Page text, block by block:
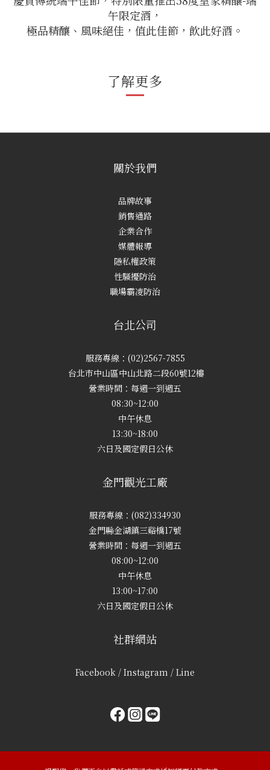
午限定酒，
極品精釀、風味絕佳，值此佳節，飲此好酒。
了解更多
關於我們
品牌故事
銷售通路
企業合作
媒體報導
隱私權政策
性騷擾防治
職場霸凌防治
台北公司
服務專線：(02)2567-7855
台北市中山區中山北路二段60號12樓
營業時間：每週一到週五
08:30~12:00
中午休息
13:30~18:00
六日及國定假日公休
金門觀光工廠
服務專線：(082)334930
金門縣金湖鎮三谿橋17號
營業時間：每週一到週五
08:00~12:00
中午休息
13:00~17:00
六日及國定假日公休
社群網站
Facebook / Instagram / Line